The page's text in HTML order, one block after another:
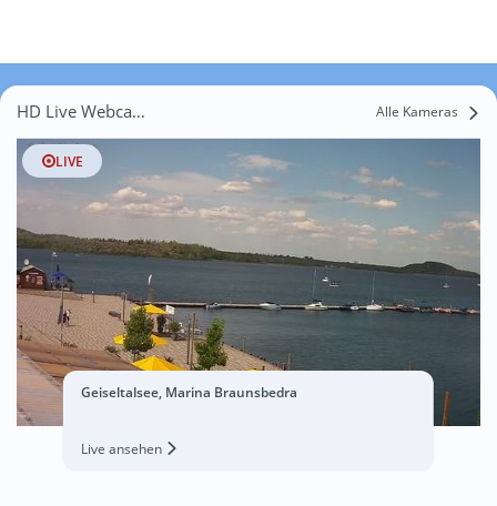
HD Live Webcams Artern/Unstrut Alle Kameras
LIVE
Geiseltalsee, Marina Braunsbedra
Live ansehen